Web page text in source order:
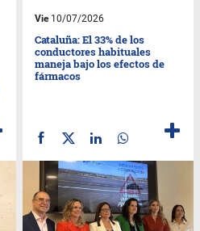
Vie10/07/2026
Cataluña: El 33% de los
conductores habituales
maneja bajo los efectos de
fármacos